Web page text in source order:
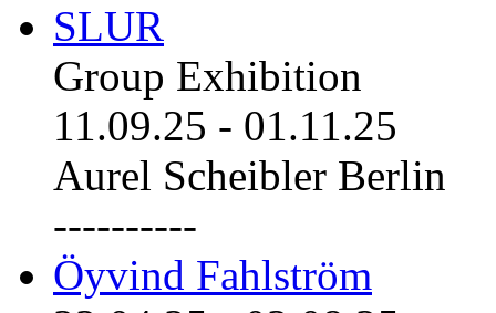
SLUR
Group Exhibition
11.09.25 - 01.11.25
Aurel Scheibler Berlin
----------
Öyvind Fahlström